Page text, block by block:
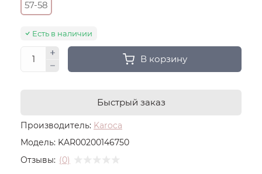
Производитель: Karoca
Модель: KAR00200146750
Отзывы: (0)
57-58
Есть в наличии
В корзину
Быстрый заказ